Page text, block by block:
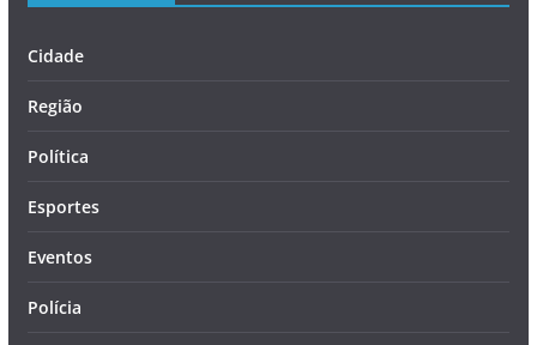
Cidade
Região
Política
Esportes
Eventos
Polícia